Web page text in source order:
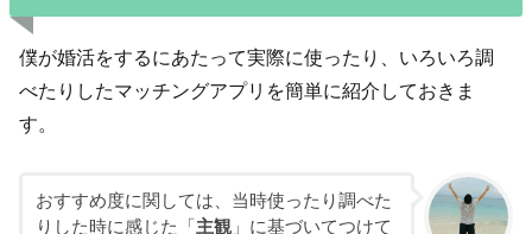
僕が婚活をするにあたって実際に使ったり、いろいろ調
べたりしたマッチングアプリを簡単に紹介しておきま
す。
おすすめ度に関しては、当時使ったり調べた
りした時に感じた「 主観」に基づいてつけて